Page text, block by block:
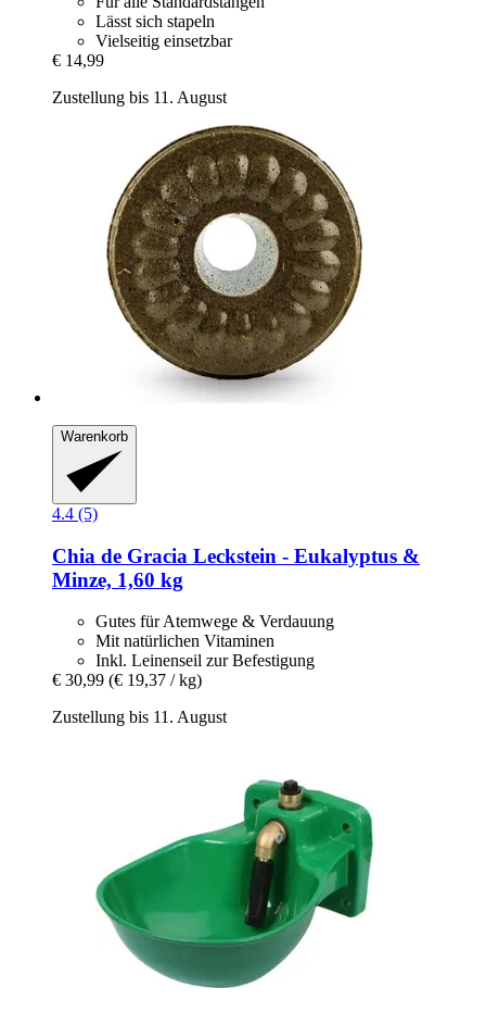
Lässt sich stapeln
Vielseitig einsetzbar
€ 14,99
Zustellung bis 11. August
Warenkorb
4.4 (5)
Chia de Gracia Leckstein -​ Eukalyptus &
Minze, 1,60 kg
Gutes für Atemwege & Verdauung
Mit natürlichen Vitaminen
Inkl. Leinenseil zur Befestigung
€ 30,99 (€ 19,37 / kg)
Zustellung bis 11. August